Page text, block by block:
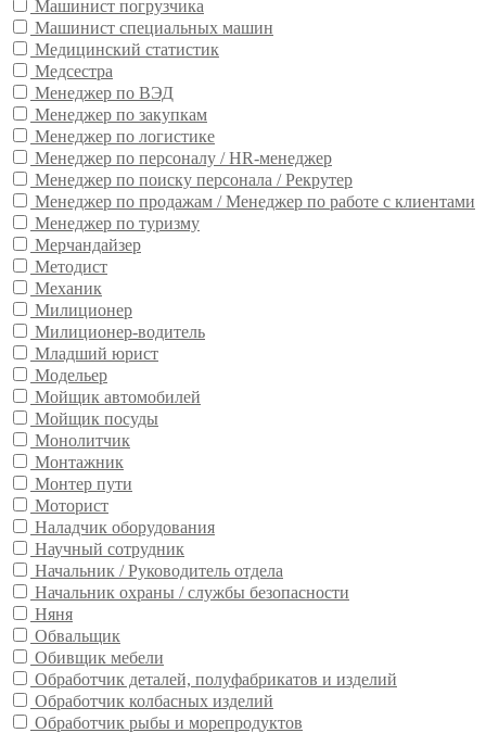
Машинист погрузчика
Машинист специальных машин
Медицинский статистик
Медсестра
Менеджер по ВЭД
Менеджер по закупкам
Менеджер по логистике
Менеджер по персоналу / HR-менеджер
Менеджер по поиску персонала / Рекрутер
Менеджер по продажам / Менеджер по работе с клиентами
Менеджер по туризму
Мерчандайзер
Методист
Механик
Милиционер
Милиционер-водитель
Младший юрист
Модельер
Мойщик автомобилей
Мойщик посуды
Монолитчик
Монтажник
Монтер пути
Моторист
Наладчик оборудования
Научный сотрудник
Начальник / Руководитель отдела
Начальник охраны / службы безопасности
Няня
Обвальщик
Обивщик мебели
Обработчик деталей, полуфабрикатов и изделий
Обработчик колбасных изделий
Обработчик рыбы и морепродуктов